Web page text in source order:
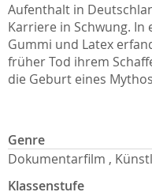
Aufenthalt in
Karriere in Schwung.
Gummi und Latex
früher Tod ihrem
die Geburt eines
Genre
Dokumentarfilm ,
Klassenstufe